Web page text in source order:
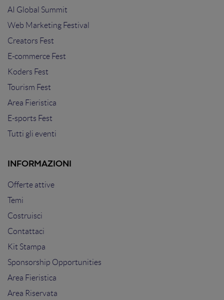
AI Global Summit
Web Marketing Festival
Creators Fest
E-commerce Fest
Koders Fest
Tourism Fest
Area Fieristica
E-sports Fest
Tutti gli eventi
INFORMAZIONI
Offerte attive
Temi
Costruisci
Contattaci
Kit Stampa
Sponsorship Opportunities
Area Fieristica
Area Riservata